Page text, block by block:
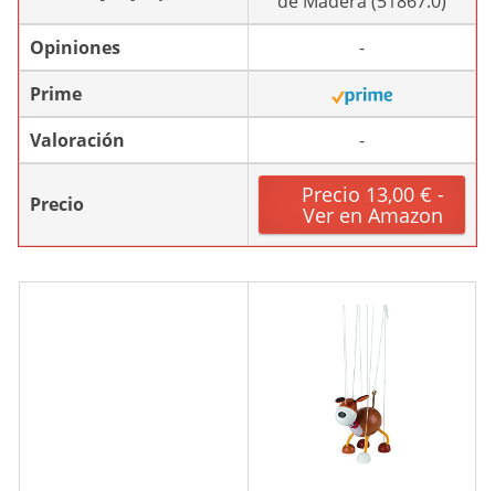
Opiniones
-
Prime
Valoración
-
Precio Precio 13,00 € -
Ver en Amazon